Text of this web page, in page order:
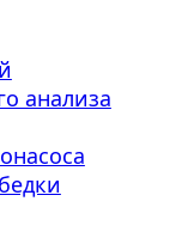
анализа